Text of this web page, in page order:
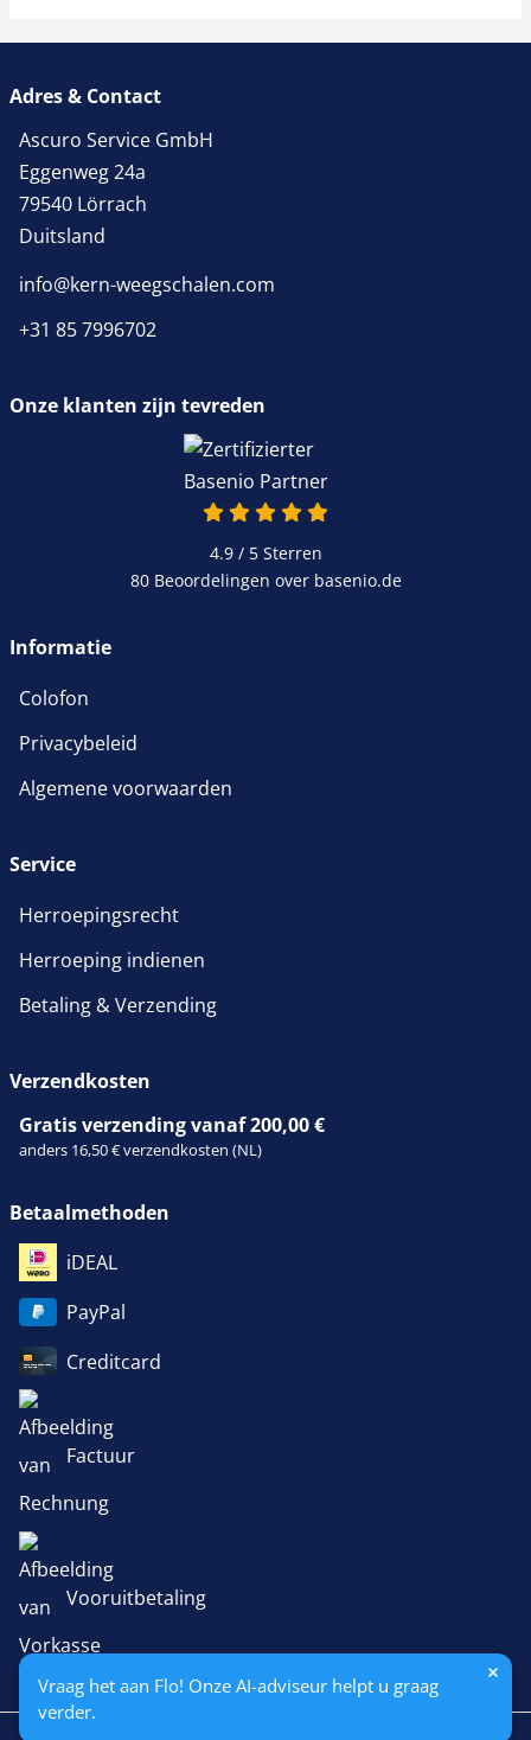
Vraag het aan Flo! Onze AI-adviseur helpt u graag
verder.
Adres & Contact
Ascuro Service GmbH
Eggenweg 24a
79540 Lörrach
Duitsland
info@kern-weegschalen.com
+31 85 7996702
Onze klanten zijn tevreden
4.9 / 5Sterren
80 Beoordelingen over basenio.de
Informatie
Colofon
Privacybeleid
Algemene voorwaarden
Service
Herroepingsrecht
Herroeping indienen
Betaling & Verzending
Verzendkosten
Gratis verzending vanaf 200,00 €
anders 16,50 € verzendkosten (NL)
Betaalmethoden
iDEAL
PayPal
Creditcard
Factuur
Vooruitbetaling